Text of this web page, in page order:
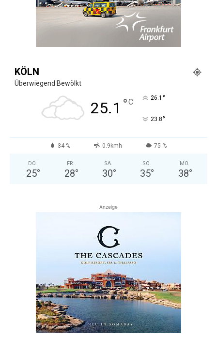
KÖLN
Überwiegend Bewölkt
25.1 °C 26.1 °
23.8°
34 % 0.9kmh 75 %
DO.
25°
FR.
28°
SA.
30°
SO.
35°
MO.
38°
Anzeige